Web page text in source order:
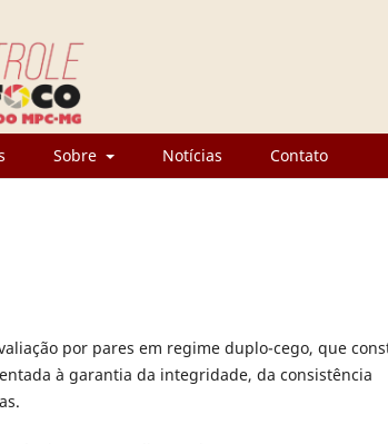
Sobre Notícias Contato
por pares em regime duplo-cego, que
à garantia da integridade, da consistência